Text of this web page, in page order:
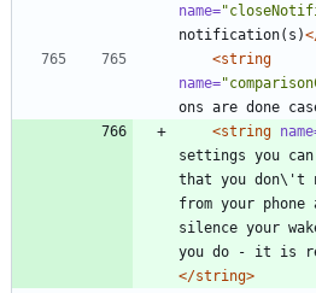
name=
notification(s)
<string
name=
ons are done
<string
settings you
that you don\'t
from your phone
silence your
you do - it is
</string>